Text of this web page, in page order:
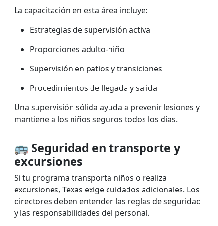
La capacitación en esta área incluye:
Estrategias de supervisión activa
Proporciones adulto-niño
Supervisión en patios y transiciones
Procedimientos de llegada y salida
Una supervisión sólida ayuda a prevenir lesiones y
mantiene a los niños seguros todos los días.
🚌 Seguridad en transporte y
excursiones
Si tu programa transporta niños o realiza
excursiones, Texas exige cuidados adicionales. Los
directores deben entender las reglas de seguridad
y las responsabilidades del personal.